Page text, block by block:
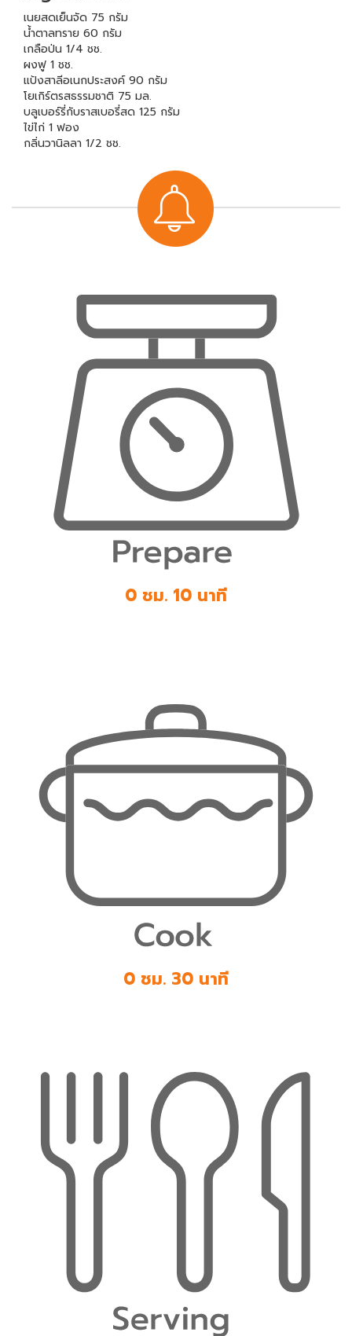
เนยสดเย็นจัด 75 กรัม
น้ำตาลทราย 60 กรัม
เกลือป่น 1/4 ชช.
ผงฟู 1 ชช.
แป้งสาลีอเนกประสงค์ 90 กรัม
โยเกิร์ตรสธรรมชาติ 75 มล.
บลูเบอร์รี่กับราสเบอรี่สด 125 กรัม
ไข่ไก่ 1 ฟอง
กลิ่นวานิลลา 1/2 ชช.
0 ชม. 10 นาที
0 ชม. 30 นาที